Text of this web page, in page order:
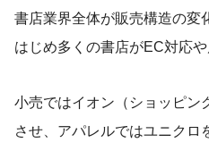
書店業界全体が販売構造の変
はじめ多くの書店がEC対応
小売ではイオン（ショッピン
させ、アパレルではユニクロ